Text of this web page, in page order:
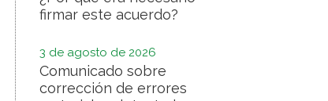
firmar este acuerdo?
3 de agosto de 2026
Comunicado sobre
corrección de errores